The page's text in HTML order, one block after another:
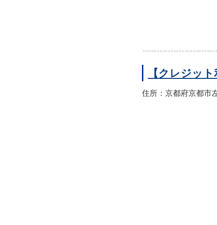
【クレジッ
住所：京都府京都市